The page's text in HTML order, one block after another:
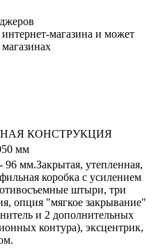
магазина и может
КОНСТРУКЦИЯ
мм
мм.Закрытая, утепленная,
коробка с усилением
штыри, три
опция "мягкое закрывание"
и 2 дополнительных
контура), эксцентрик,